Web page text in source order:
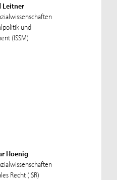
Leitner
und
(ISSM)
Hoenig
Recht (ISR)